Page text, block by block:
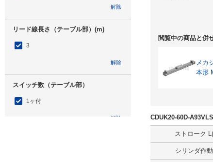
解除
リード線長さ（テーブル部）(m)
3
解除
スイッチ数（テーブル部）
1ヶ付
解除
閲覧中の商品と併
メカ
本形
CDUK20-60D-
ストローク
シリンダ作